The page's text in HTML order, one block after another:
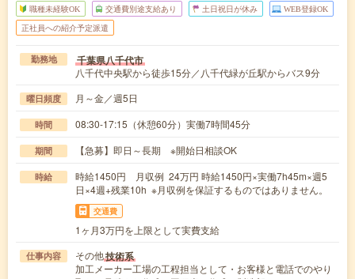
職種未経験OK 交通費別途支給あり 土日祝日が休み WEB登録OK
正社員への紹介予定派遣
勤務地 千葉県八千代市
八千代中央駅から徒歩15分／八千代緑が丘駅からバス9分
曜日頻度 月～金／週5日
時間 08:30-17:15（休憩60分）実働7時間45分
期間 【急募】即日～長期 ※開始日相談OK
時給
時給1450円 月収例 24万円 時給1450円×実働7h45m×週5
日×4週+残業10h ※月収例を保証するものではありません。
交通費
1ヶ月3万円を上限として実費支給
仕事内容 その他技術系
加工メーカー工場の工程担当として・お客様と電話でのやり